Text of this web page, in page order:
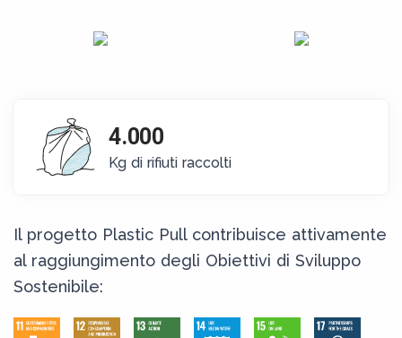
4.000
Kg di rifiuti raccolti
Il progetto Plastic Pull contribuisce attivamente
al raggiungimento degli Obiettivi di Sviluppo
Sostenibile: